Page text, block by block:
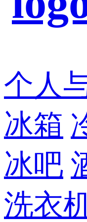
个人
冰箱
冰吧
洗衣